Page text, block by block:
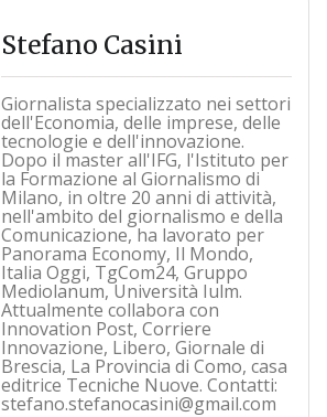
Stefano Casini
Giornalista specializzato nei settori
dell'Economia, delle imprese, delle
tecnologie e dell'innovazione.
Dopo il master all'IFG, l'Istituto per
la Formazione al Giornalismo di
Milano, in oltre 20 anni di attività,
nell'ambito del giornalismo e della
Comunicazione, ha lavorato per
Panorama Economy, Il Mondo,
Italia Oggi, TgCom24, Gruppo
Mediolanum, Università Iulm.
Attualmente collabora con
Innovation Post, Corriere
Innovazione, Libero, Giornale di
Brescia, La Provincia di Como, casa
editrice Tecniche Nuove. Contatti:
stefano.stefanocasini@gmail.com